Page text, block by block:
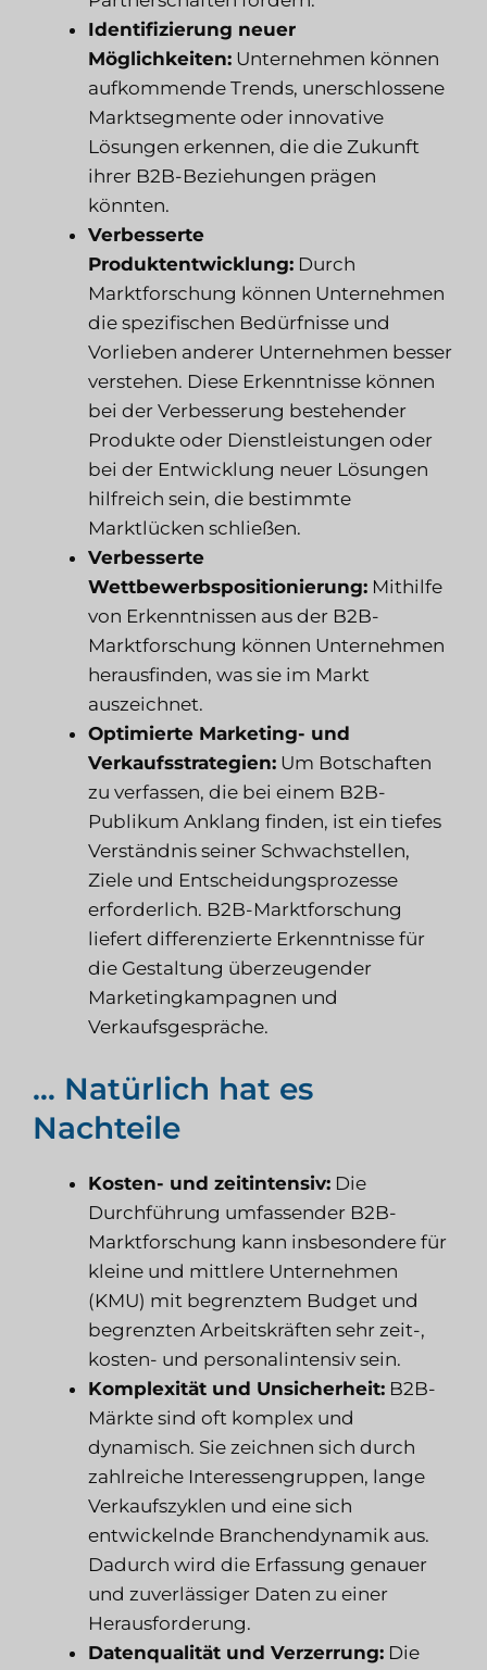
Identifizierung neuer
Möglichkeiten: Unternehmen können
aufkommende Trends, unerschlossene
Marktsegmente oder innovative
Lösungen erkennen, die die Zukunft
ihrer B2B-Beziehungen prägen
könnten.
Verbesserte
Produktentwicklung: Durch
Marktforschung können Unternehmen
die spezifischen Bedürfnisse und
Vorlieben anderer Unternehmen besser
verstehen. Diese Erkenntnisse können
bei der Verbesserung bestehender
Produkte oder Dienstleistungen oder
bei der Entwicklung neuer Lösungen
hilfreich sein, die bestimmte
Marktlücken schließen.
Verbesserte
Wettbewerbspositionierung: Mithilfe
von Erkenntnissen aus der B2B-
Marktforschung können Unternehmen
herausfinden, was sie im Markt
auszeichnet.
Optimierte Marketing- und
Verkaufsstrategien: Um Botschaften
zu verfassen, die bei einem B2B-
Publikum Anklang finden, ist ein tiefes
Verständnis seiner Schwachstellen,
Ziele und Entscheidungsprozesse
erforderlich. B2B-Marktforschung
liefert differenzierte Erkenntnisse für
die Gestaltung überzeugender
Marketingkampagnen und
Verkaufsgespräche.
… Natürlich hat es
Nachteile
Kosten- und zeitintensiv: Die
Durchführung umfassender B2B-
Marktforschung kann insbesondere für
kleine und mittlere Unternehmen
(KMU) mit begrenztem Budget und
begrenzten Arbeitskräften sehr zeit-,
kosten- und personalintensiv sein.
Komplexität und Unsicherheit: B2B-
Märkte sind oft komplex und
dynamisch. Sie zeichnen sich durch
zahlreiche Interessengruppen, lange
Verkaufszyklen und eine sich
entwickelnde Branchendynamik aus.
Dadurch wird die Erfassung genauer
und zuverlässiger Daten zu einer
Herausforderung.
Datenqualität und Verzerrung: Die